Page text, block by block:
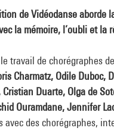
de Vidéodanse aborde
la mémoire, l’oubli et la
travail de chorégraphes
Charmatz, Odile Duboc,
Duarte, Olga de
Ouramdane, Jennifer
avec des chorégraphes,